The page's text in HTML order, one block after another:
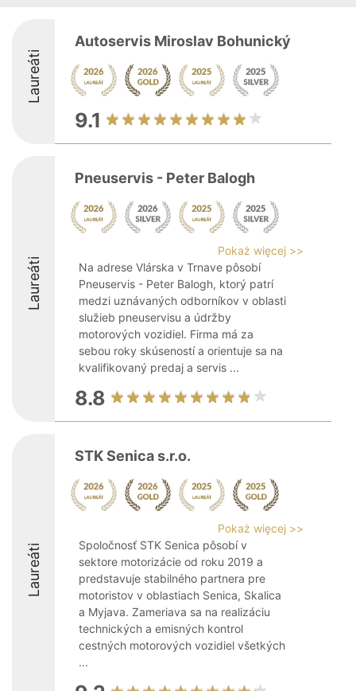
Laureáti
Autoservis Miroslav Bohunický
9.1
Laureáti
Pneuservis - Peter Balogh
Pokaż więcej >>
Na adrese Vlárska v Trnave pôsobí
Pneuservis - Peter Balogh, ktorý patrí
medzi uznávaných odborníkov v oblasti
služieb pneuservisu a údržby
motorových vozidiel. Firma má za
sebou roky skúseností a orientuje sa na
kvalifikovaný predaj a servis ...
8.8
Laureáti
STK Senica s.r.o.
Pokaż więcej >>
Spoločnosť STK Senica pôsobí v
sektore motorizácie od roku 2019 a
predstavuje stabilného partnera pre
motoristov v oblastiach Senica, Skalica
a Myjava. Zameriava sa na realizáciu
technických a emisných kontrol
cestných motorových vozidiel všetkých
...